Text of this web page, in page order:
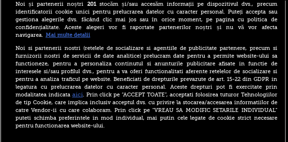
româncă a fost arestată în
Germania pentru spionaj în
favoarea Rusiei
Alerta West Nile: două
persoane au murit, iar
numărul cazurilor a ajuns la
10. Măsurile de protecție
împotriva țânțarilor
Ce le-a spus Donald Trump
donatorilor despre
succesorul său pentru
Noi și partenerii noștri 201stocăm și/sau accesăm informații pe dispozitivul dvs., precum
identificatorii cookie unici pentru prelucrarea datelor cu caracter personal. Puteți accepta sau
gestiona alegerile dvs. făcând clic mai jos sau în orice moment, pe pagina cu politica de
confidențialitate. Aceste alegeri vor fi raportate partenerilor noștri și nu vă vor afecta
navigarea. Mai multe detalii
Noi si partenerii nostri (retelele de socializare si agentiile de publicitate partenere, precum si
furnizorii nostri de servicii de date analitice) prelucram date pentru a permite website-ului sa
functioneze, pentru a personaliza continutul si anunturile publicitare afisate in functie de
interesele si/sau profilul dvs., pentru a va oferi functionalitati aferente retelelor de socializare si
pentru a analiza traficul pe website. Beneficiati de drepturile prevazute de art. 15-22 din GDPR in
legatura cu prelucrarea datelor cu caracter personal. Aceste drepturi pot fi exercitate prin
modalitatea indicata aici. Prin click pe “ACCEPT TOATE”, acceptati folosirea tuturor Tehnologiilor
de tip Cookie, care implica inclusiv acceptul dvs. cu privire la stocarea/accesarea informatiilor de
catre Vendor-ii cu care colaboram. Prin click pe “VREAU SA MODIFIC SETARILE INDIVIDUAL”
puteti schimba preferintele in mod individual, mai putin cele legate de cookie strict necesare
pentru functionarea website-ului.